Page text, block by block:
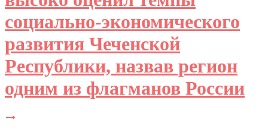
социально-экономического
развития Чеченской
Республики, назвав регион
одним из флагманов России